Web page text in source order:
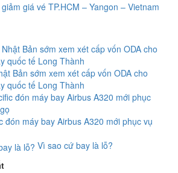
giá vé TP.HCM – Yangon – Vietnam
Bản sớm xem xét cấp vốn ODA cho
quốc tế Long Thành
đón máy bay Airbus A320 mới phục vụ
Vì sao cứ bay là lỗ?